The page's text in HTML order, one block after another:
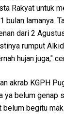
Rakyat untuk
bulan lamanya.
dari 2
rumput
hujan juga,"
akrab KGPH
ya belum genap
belum begitu